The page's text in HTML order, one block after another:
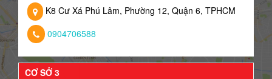
K8 Cư Xá Phú Lâm, Phường 12, Quận 6, TPHCM
0904706588
CƠ SỞ 3